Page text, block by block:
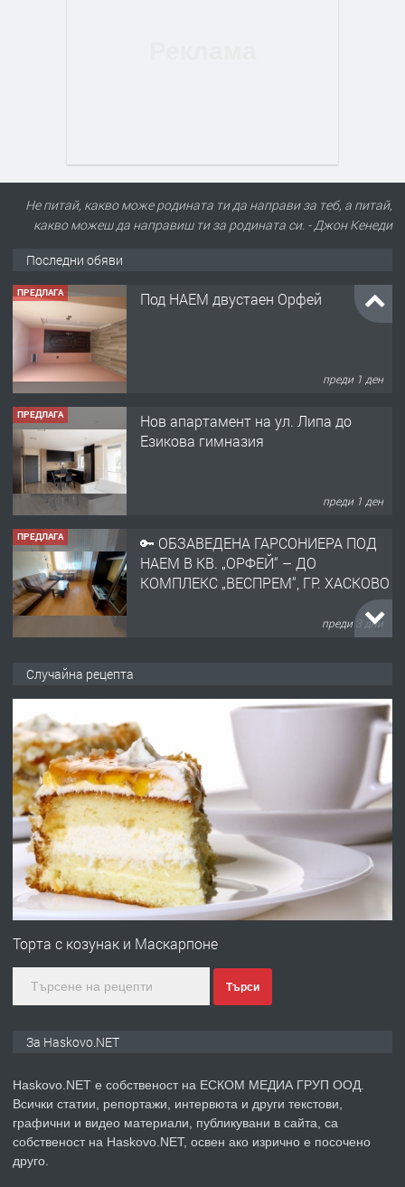
Не питай, какво може родината ти да направи за теб, а питай,
какво можеш да направиш ти за родината си. - Джон Кенеди
Последни обяви
ПРЕДЛАГА Под НАЕМ двустаен Орфей
преди 1 ден
ПРЕДЛАГА
Нов апартамент на ул. Липа до
Езикова гимназия
преди 1 ден
ПРЕДЛАГА
🔑 ОБЗАВЕДЕНА ГАРСОНИЕРА ПОД
НАЕМ В КВ. „ОРФЕЙ“ – ДО
КОМПЛЕКС „ВЕСПРЕМ“, ГР. ХАСКОВО
преди 3 дни
АПАРТАМЕНТ В ЦЕНТЪРА НА ГР.
ХАСКОВО
преди 4 дни
ПРЕДЛАГА Давам гараж под наем
преди 4 дни
ПРЕДЛАГА
№4120 Магазин/Офис под наем в кв.
градската градина!
преди 5 дни
ПРЕДЛАГА
Продавам парцел в гр. Хасково кв.
Случайна рецепта
Торта с козунак и Маскарпоне
Търси
За Haskovo.NET
Haskovo.NET е собственост на ЕСКОМ МЕДИА ГРУП ООД.
Всички статии, репортажи, интервюта и други текстови,
графични и видео материали, публикувани в сайта, са
собственост на Haskovo.NET, освен ако изрично е посочено
друго.